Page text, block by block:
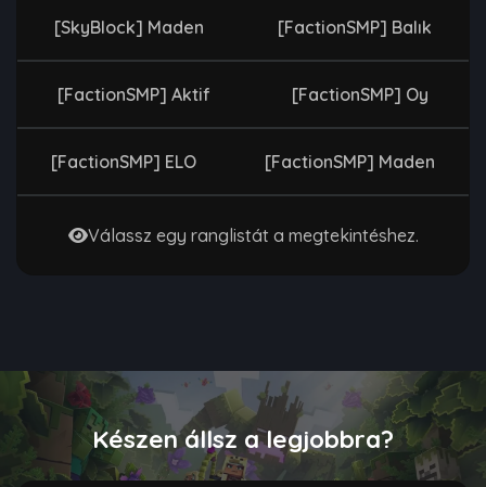
[SkyBlock] Maden [FactionSMP] Balık
[FactionSMP] Aktif [FactionSMP] Oy
[FactionSMP] ELO [FactionSMP] Maden
Válassz egy ranglistát a megtekintéshez.
Készen állsz a legjobbra?